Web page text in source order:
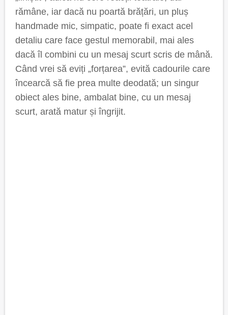
rămâne, iar dacă nu poartă brățări, un pluș
handmade mic, simpatic, poate fi exact acel
detaliu care face gestul memorabil, mai ales
dacă îl combini cu un mesaj scurt scris de mână.
Când vrei să eviți „forțarea”, evită cadourile care
încearcă să fie prea multe deodată; un singur
obiect ales bine, ambalat bine, cu un mesaj
scurt, arată matur și îngrijit.